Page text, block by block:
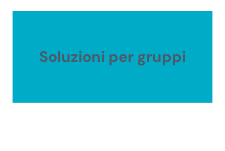
Soluzioni per gruppi